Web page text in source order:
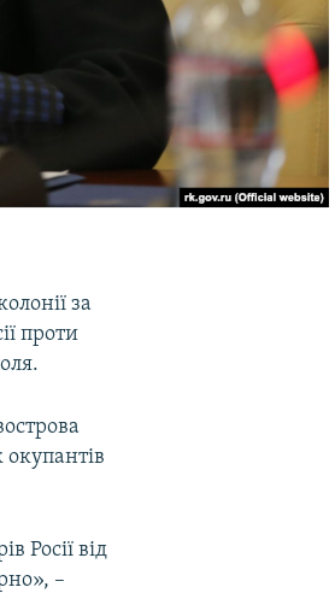
за
проти
Росії від
–